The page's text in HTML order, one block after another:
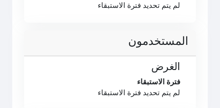
لم يتم تحديد فترة الاستبقاء
المستخدمون
الغرض
فترة الاستبقاء
لم يتم تحديد فترة الاستبقاء